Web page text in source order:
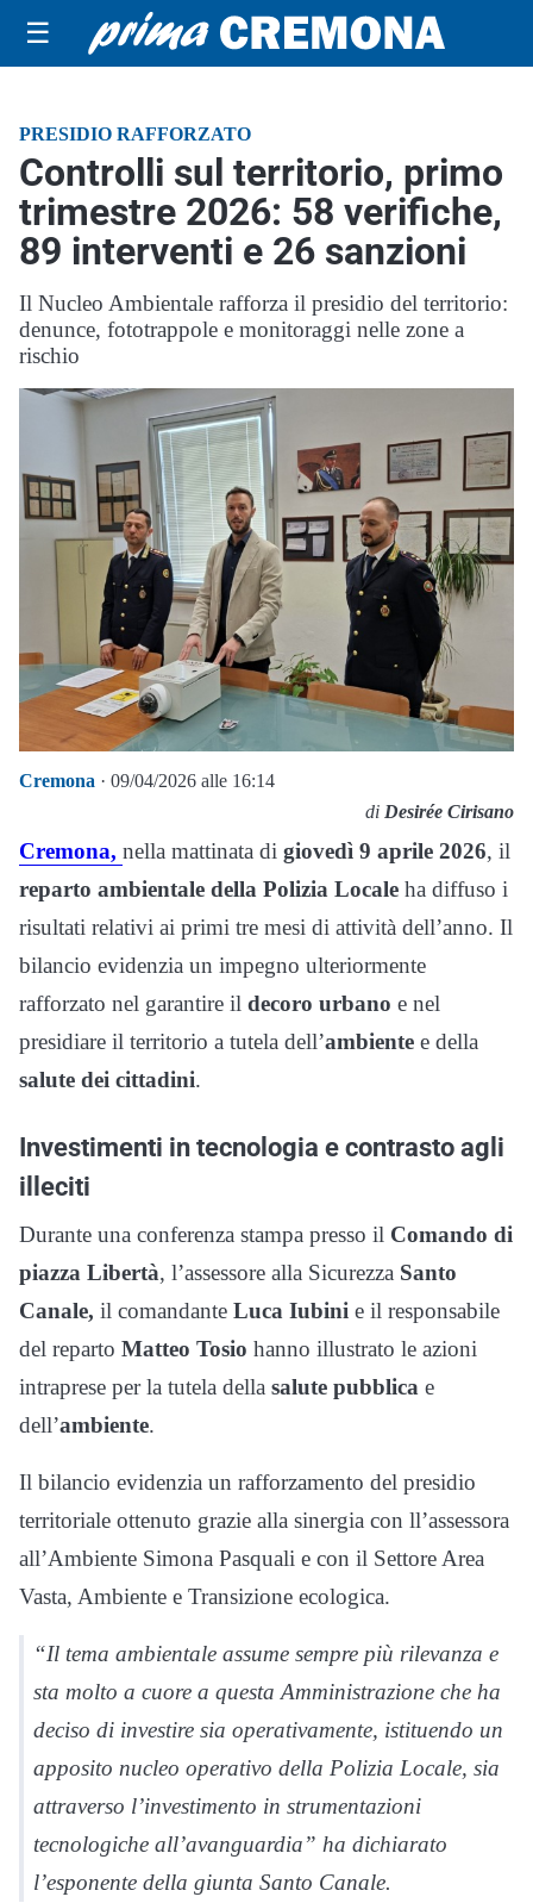
☰
PRESIDIO RAFFORZATO
Controlli sul territorio, primo
trimestre 2026: 58 verifiche,
89 interventi e 26 sanzioni
Il Nucleo Ambientale rafforza il presidio del territorio:
denunce, fototrappole e monitoraggi nelle zone a
rischio
Cremona · 09/04/2026 alle 16:14
di Desirée Cirisano
Cremona, nella mattinata di giovedì 9 aprile 2026, il
reparto ambientale della Polizia Locale ha diffuso i
risultati relativi ai primi tre mesi di attività dell’anno. Il
bilancio evidenzia un impegno ulteriormente
rafforzato nel garantire il decoro urbano e nel
presidiare il territorio a tutela dell’ambiente e della
salute dei cittadini.
Investimenti in tecnologia e contrasto agli
illeciti
Durante una conferenza stampa presso il Comando di
piazza Libertà, l’assessore alla Sicurezza Santo
Canale, il comandante Luca Iubini e il responsabile
del reparto Matteo Tosio hanno illustrato le azioni
intraprese per la tutela della salute pubblica e
dell’ambiente.
Il bilancio evidenzia un rafforzamento del presidio
territoriale ottenuto grazie alla sinergia con ll’assessora
all’Ambiente Simona Pasquali e con il Settore Area
Vasta, Ambiente e Transizione ecologica.
“Il tema ambientale assume sempre più rilevanza e
sta molto a cuore a questa Amministrazione che ha
deciso di investire sia operativamente, istituendo un
apposito nucleo operativo della Polizia Locale, sia
attraverso l’investimento in strumentazioni
tecnologiche all’avanguardia” ha dichiarato
l’esponente della giunta Santo Canale.